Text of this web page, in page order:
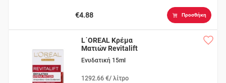
€4.88 Προσθήκη
L΄OREAL Κρέμα
Ματιών Revitalift
Ενυδατική 15ml
1292.66 €/ λίτρο